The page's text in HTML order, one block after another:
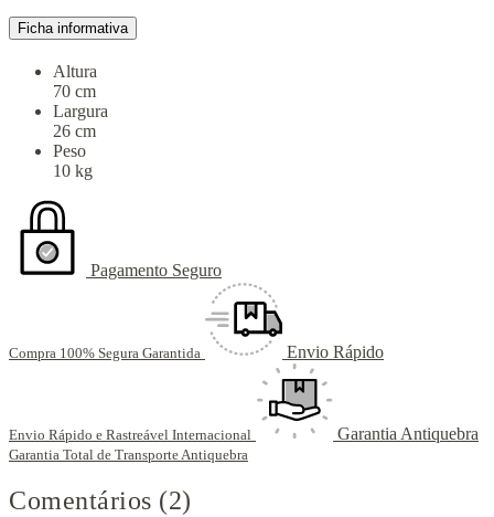
Ficha informativa
Altura
70 cm
Largura
26 cm
Peso
10 kg
Pagamento Seguro
Compra 100% Segura Garantida Envio Rápido
Envio Rápido e Rastreável Internacional Garantia Antiquebra
Garantia Total de Transporte Antiquebra
Comentários (2)